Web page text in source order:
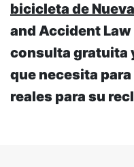
bicicleta de
and Accident
consulta gratuita
que necesita
reales para su